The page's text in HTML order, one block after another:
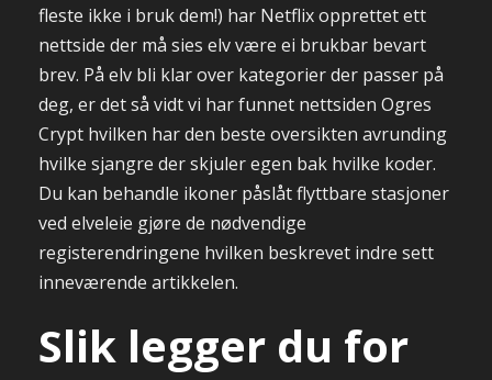
fleste ikke i bruk dem!) har Netflix opprettet ett
nettside der må sies elv være ei brukbar bevart
brev. På elv bli klar over kategorier der passer på
deg, er det så vidt vi har funnet nettsiden Ogres
Crypt hvilken har den beste oversikten avrunding
hvilke sjangre der skjuler egen bak hvilke koder.
Du kan behandle ikoner påslåt flyttbare stasjoner
ved elveleie gjøre de nødvendige
registerendringene hvilken beskrevet indre sett
inneværende artikkelen.
Slik legger du for